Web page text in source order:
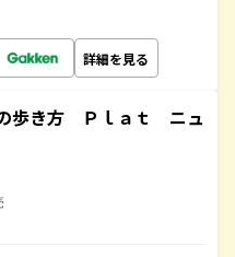
詳細を見る
歩き方 Ｐｌａｔ ニュ